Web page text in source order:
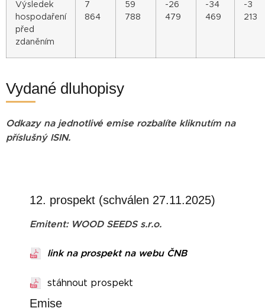
Výsledek
hospodaření
před
zdaněním
7
864
59
788
-26
479
-34
469
-3
213
Vydané dluhopisy
Odkazy na jednotlivé emise rozbalíte kliknutím na
příslušný ISIN.
12. prospekt (schválen 27.11.2025)
Emitent: WOOD SEEDS s.r.o.
link na prospekt na webu ČNB
stáhnout prospekt
Emise